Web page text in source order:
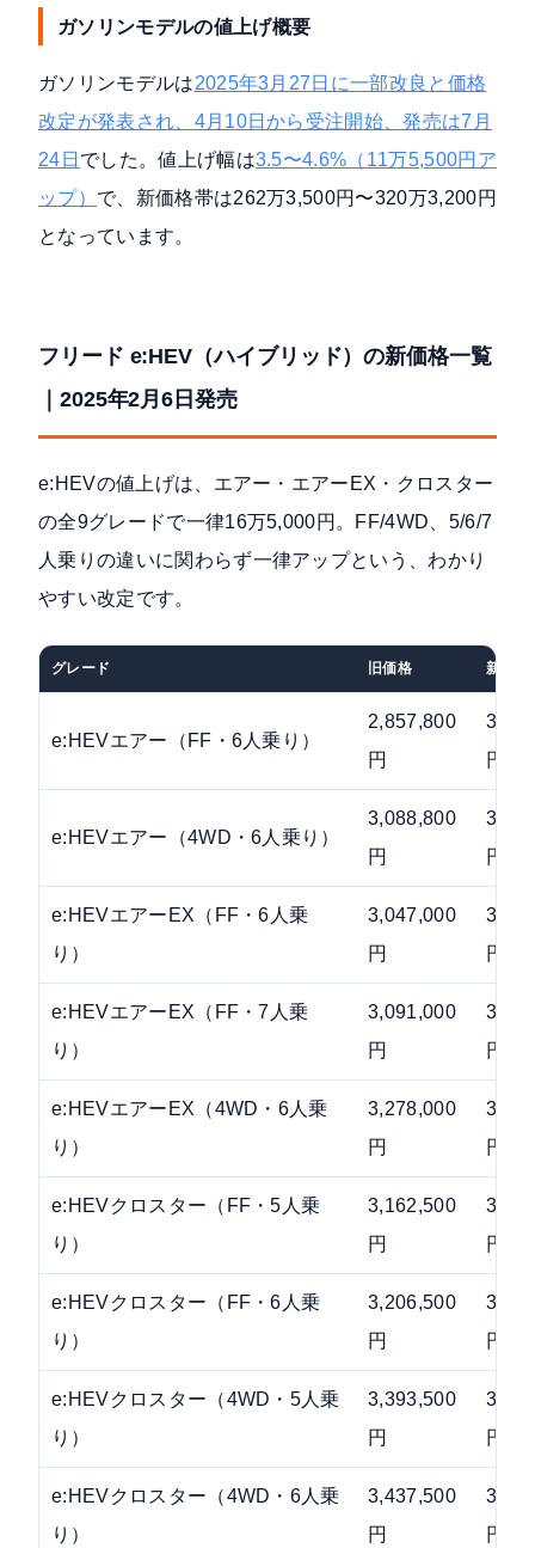
ガソリンモデルの値上げ概要
ガソリンモデルは2025年3月27日に一部改良と価格
改定が発表され、4月10日から受注開始、発売は7月
24日 でした。値上げ幅は3.5〜4.6%（11万5,500円ア
ップ） で、新価格帯は262万3,500円〜320万3,200円
となっています。
フリード e:HEV（ハイブリッド）の新価格一覧
｜2025年2月6日発売
e:HEVの値上げは、エアー・エアーEX・クロスター
の全9グレードで一律16万5,000円。FF/4WD、5/6/7
人乗りの違いに関わらず一律アップという、わかり
やすい改定です。
グレード 旧価格 新価格
e:HEVエアー（FF・6人乗り）
2,857,800
円
円
e:HEVエアー（4WD・6人乗り）
3,088,800
円
円
e:HEVエアーEX（FF・6人乗
り）
3,047,000
円
円
e:HEVエアーEX（FF・7人乗
り）
3,091,000
円
円
e:HEVエアーEX（4WD・6人乗
り）
3,278,000
円
円
e:HEVクロスター（FF・5人乗
り）
3,162,500
円
円
e:HEVクロスター（FF・6人乗
り）
3,206,500
円
円
e:HEVクロスター（4WD・5人乗
り）
3,393,500
円
円
e:HEVクロスター（4WD・6人乗
り）
3,437,500
円
円